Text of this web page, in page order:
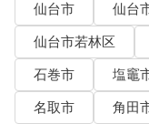
仙台市 仙台
仙台市若林区
石巻市
塩竈
名取市
角田